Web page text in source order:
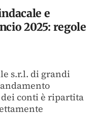
e
2025: regole
s.r.l. di grandi
conti è ripartita